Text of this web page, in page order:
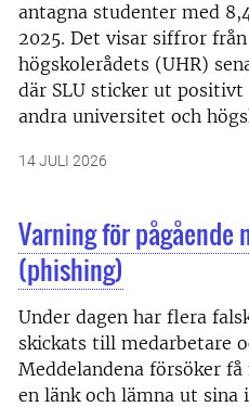
antagna studenter med
2025. Det visar siffror
högskolerådets (UHR)
där SLU sticker ut positivt
andra universitet och
14 JULI 2026
Varning för pågående
(phishing)
Under dagen har flera
skickats till medarbetare
Meddelandena försöker
en länk och lämna ut sina